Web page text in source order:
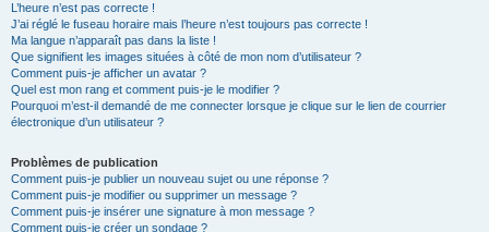
L’heure n’est pas correcte !
J’ai réglé le fuseau horaire mais l’heure n’est toujours pas correcte !
Ma langue n’apparaît pas dans la liste !
Que signifient les images situées à côté de mon nom d’utilisateur ?
Comment puis-je afficher un avatar ?
Quel est mon rang et comment puis-je le modifier ?
Pourquoi m’est-il demandé de me connecter lorsque je clique sur le lien de courrier
électronique d’un utilisateur ?
Problèmes de publication
Comment puis-je publier un nouveau sujet ou une réponse ?
Comment puis-je modifier ou supprimer un message ?
Comment puis-je insérer une signature à mon message ?
Comment puis-je créer un sondage ?